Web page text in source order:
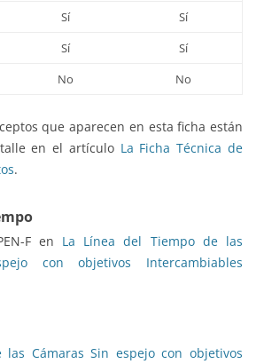
Sí
Sí
Sí
Sí
No No
que aparecen en esta ficha están
en el artículo La Ficha Técnica de
.
F en La Línea del Tiempo de las
con objetivos Intercambiables
las Cámaras Sin espejo con objetivos